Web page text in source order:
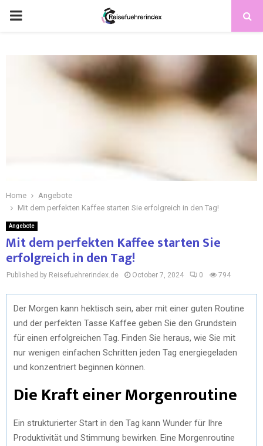
Home
Angebote
Mit dem perfekten Kaffee starten Sie erfolgreich in den Tag!
Angebote
Mit dem perfekten Kaffee starten Sie
erfolgreich in den Tag!
Published by Reisefuehrerindex.de October 7, 2024 0 794
Der Morgen kann hektisch sein, aber mit einer guten Routine
und der perfekten Tasse Kaffee geben Sie den Grundstein
für einen erfolgreichen Tag. Finden Sie heraus, wie Sie mit
nur wenigen einfachen Schritten jeden Tag energiegeladen
und konzentriert beginnen können.
Die Kraft einer Morgenroutine
Ein strukturierter Start in den Tag kann Wunder für Ihre
Produktivität und Stimmung bewirken. Eine Morgenroutine